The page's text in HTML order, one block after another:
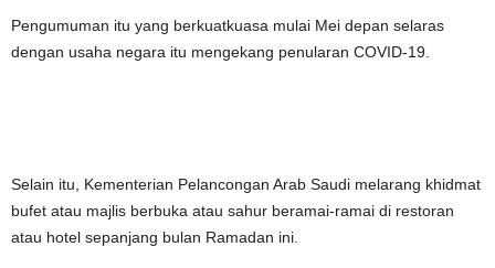
Pengumuman itu yang berkuatkuasa mulai Mei depan selaras
dengan usaha negara itu mengekang penularan COVID-19.
Selain itu, Kementerian Pelancongan Arab Saudi melarang khidmat
bufet atau majlis berbuka atau sahur beramai-ramai di restoran
atau hotel sepanjang bulan Ramadan ini.